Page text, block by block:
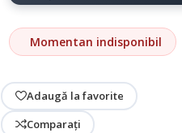
Momentan indisponibil
Adaugă la favorite
Comparați